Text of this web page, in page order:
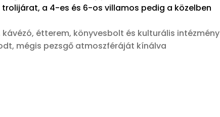
a 4-es és 6-os villamos pedig a közelben
étterem, könyvesbolt és kulturális intézmény
mégis pezsgő atmoszféráját kínálva